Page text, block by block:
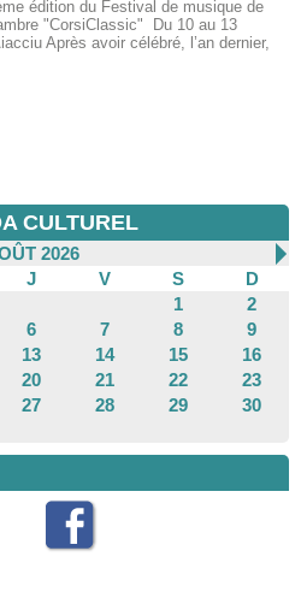
édition du Festival de musique de
"CorsiClassic" Du 10 au 13
Après avoir célébré, l’an dernier,
CULTUREL
2026
J V S
D
1
2
6 7 8
9
13 14 15
16
20 21 22
23
27 28 29
30